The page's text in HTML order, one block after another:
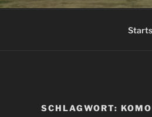
SCHLAGWORT: